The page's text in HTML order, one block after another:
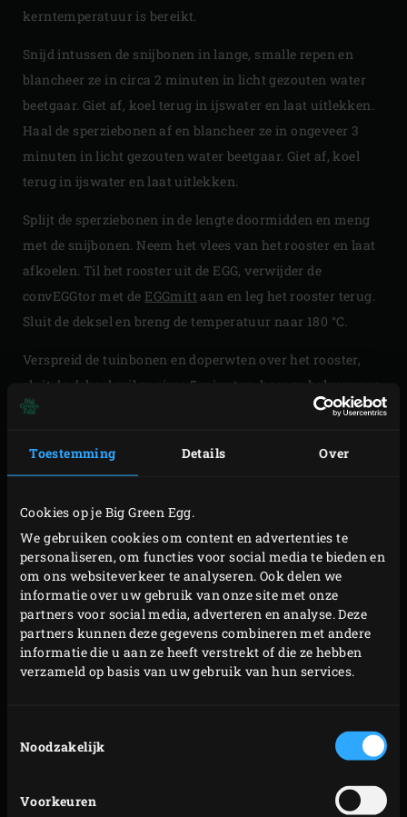
Toestemming Details Over
Cookies op je Big Green Egg.
We gebruiken cookies om content en advertenties te
personaliseren, om functies voor social media te bieden en
om ons websiteverkeer te analyseren. Ook delen we
informatie over uw gebruik van onze site met onze
partners voor social media, adverteren en analyse. Deze
partners kunnen deze gegevens combineren met andere
informatie die u aan ze heeft verstrekt of die ze hebben
verzameld op basis van uw gebruik van hun services.
Noodzakelijk
Voorkeuren
kerntemperatuur is bereikt.
Snijd intussen de snijbonen in lange, smalle repen en
blancheer ze in circa 2 minuten in licht gezouten water
beetgaar. Giet af, koel terug in ijswater en laat uitlekken.
Haal de sperziebonen af en blancheer ze in ongeveer 3
minuten in licht gezouten water beetgaar. Giet af, koel
terug in ijswater en laat uitlekken.
Splijt de sperziebonen in de lengte doormidden en meng
met de snijbonen. Neem het vlees van het rooster en laat
afkoelen. Til het rooster uit de EGG, verwijder de
convEGGtor met deEGGmitt aan en leg het rooster terug.
Sluit de deksel en breng de temperatuur naar 180 °C.
Verspreid de tuinbonen en doperwten over het rooster,
sluit de deksel gril ze circa 5 minuten, keer ze halverwege
de bereidingstijd om. Neem de bonen van het rooster en
rooster, sluit de deksel van de EGG en gril het spek
afkoelen.
Dop de tuinbonen en de doperwten. Houd de 4 mooiste
plakjes spek apart en snijd het overige spek in stukjes.
Pluk de frisée. Schep de tuinbonen en doperwten met de
stukjes spek door de snijbonen en sperziebonen en meng
de frisée en tuinkers erdoor. Pel en snipper de sjalot en
meng met de witte wijnazijn en de olijfolie. Bewaar de
afgesloten doosje in de koelkast.